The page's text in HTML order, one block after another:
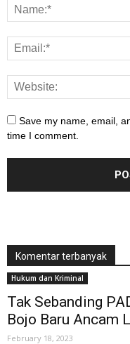
Save my name, email,
time I comment.
Komentar terbanyak
Hukum dan Kriminal
Tak Sebanding
Bojo Baru Ancam
February 18, 2023